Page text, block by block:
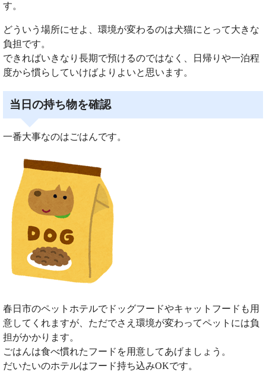
す。
どういう場所にせよ、環境が変わるのは犬猫にとって大きな
負担です。
できればいきなり長期で預けるのではなく、日帰りや一泊程
度から慣らしていけばよりよいと思います。
当日の持ち物を確認
一番大事なのはごはんです。
春日市のペットホテルでドッグフードやキャットフードも用
意してくれますが、ただでさえ環境が変わってペットには負
担がかかります。
ごはんは食べ慣れたフードを用意してあげましょう。
だいたいのホテルはフード持ち込みOKです。